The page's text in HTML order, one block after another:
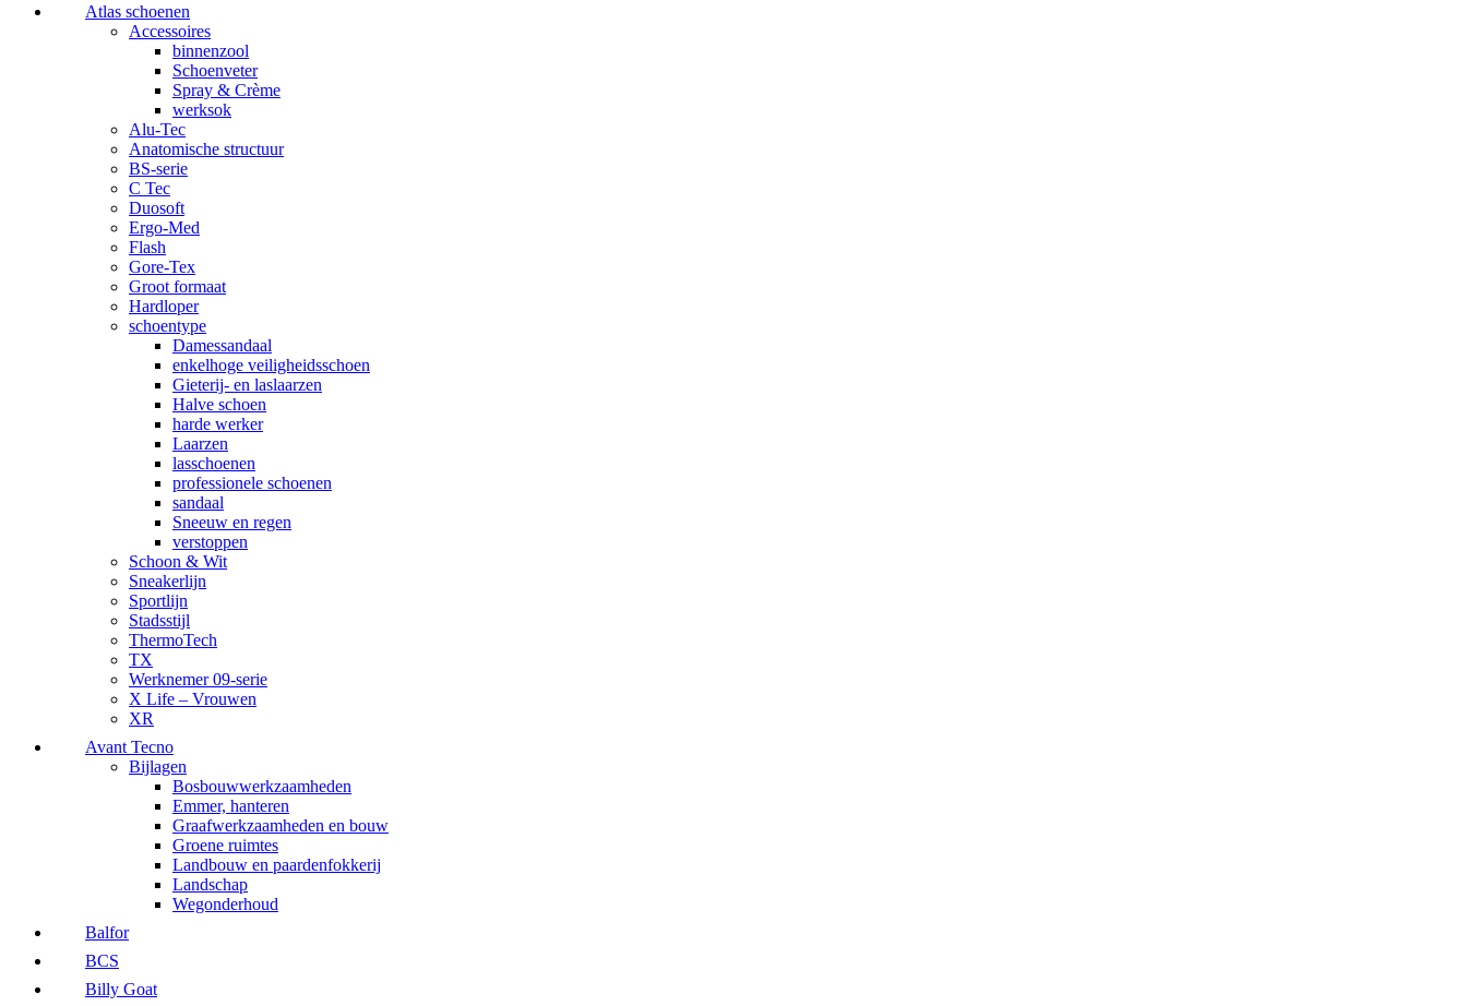
Atlas schoenen
Accessoires
binnenzool
Schoenveter
Spray & Crème
werksok
Alu-Tec
Anatomische structuur
BS-serie
C Tec
Duosoft
Ergo-Med
Flash
Gore-Tex
Groot formaat
Hardloper
schoentype
Damessandaal
enkelhoge veiligheidsschoen
Gieterij- en laslaarzen
Halve schoen
harde werker
Laarzen
lasschoenen
professionele schoenen
sandaal
Sneeuw en regen
verstoppen
Schoon & Wit
Sneakerlijn
Sportlijn
Stadsstijl
ThermoTech
TX
Werknemer 09-serie
X Life – Vrouwen
XR
Avant Tecno
Bijlagen
Bosbouwwerkzaamheden
Emmer, hanteren
Graafwerkzaamheden en bouw
Groene ruimtes
Landbouw en paardenfokkerij
Landschap
Wegonderhoud
Balfor
BCS
Billy Goat